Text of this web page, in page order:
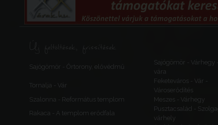
Új feltöltések, frissítések
Sajógömör - Őrtorony, elővédmű
Sajógömör - Várhegy
vára
Tornalja - Vár
Feketeváros - Vár -
Városerődítés
Szalonna - Református templom
Meszes - Várhegy
Rakaca - A templom erődfala
Pusztacsalád -
várhely